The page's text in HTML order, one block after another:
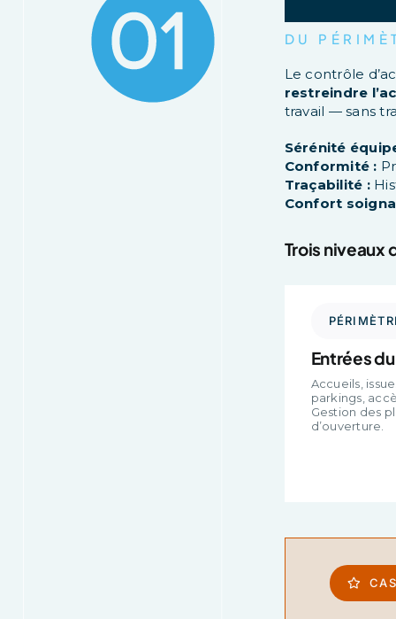
DU
Le contrôle
restreindre
travail — sans
Sérénité
Conformité :
Traçabilité :
Confort
Trois niveaux
Entrées
Accueils,
parkings,
Gestion des
d’ouverture.